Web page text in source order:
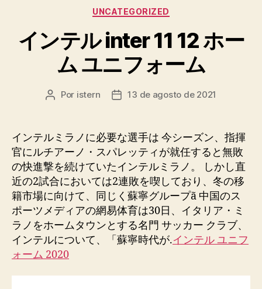
Categorías
UNCATEGORIZED
インテル inter 11 12 ホー
ム ユニフォーム
Autor
entrada
Por istern
Fecha
entrada
13 de agosto de 2021
インテルミラノに必要な選手は 今シーズン、指揮
官にルチアーノ・スパレッティが就任すると無敗
の快進撃を続けていたインテルミラノ。 しかし直
近の2試合においては2連敗を喫しており、冬の移
籍市場に向けて、同じく蘇寧グループã 中国のス
ポーツメディアの網易体育は30日、イタリア・ミ
ラノをホームタウンとする名門 サッカー クラブ、
インテルについて、「蘇寧時代が.インテル ユニフ
ォーム 2020